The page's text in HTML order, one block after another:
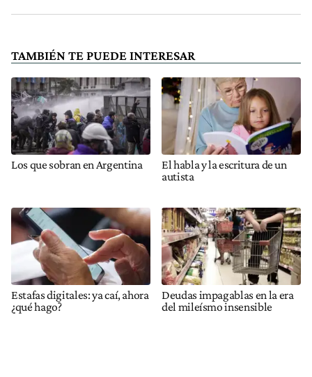
TAMBIÉN TE PUEDE INTERESAR
Los que sobran en Argentina
El habla y la escritura de un
autista
Estafas digitales: ya caí, ahora
¿qué hago?
Deudas impagablas en la era
del mileísmo insensible